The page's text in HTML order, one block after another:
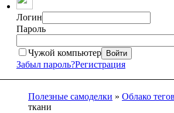
Логин
Пароль
Чужой компьютер Войти
Забыл пароль?Регистрация
Полезные самоделки » Облако тегов
ткани